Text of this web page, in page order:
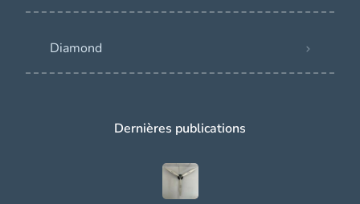
Diamond
Dernières publications